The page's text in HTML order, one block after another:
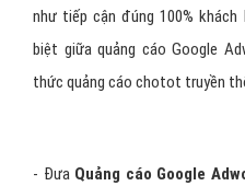
như tiếp cận đúng 100%
biệt giữa quảng cáo Google
thức quảng cáo chotot truyền
- Đưa Quảng cáo Google